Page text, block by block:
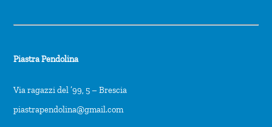
Piastra Pendolina
Via ragazzi del ’99, 5 – Brescia
piastrapendolina@gmail.com